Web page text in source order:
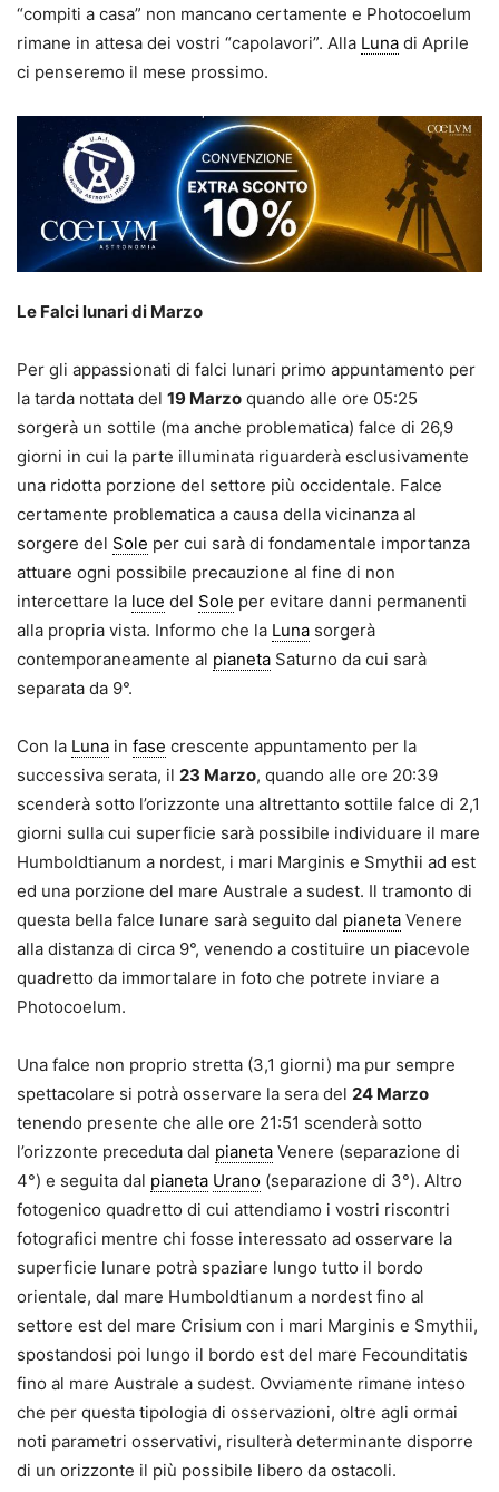
“compiti a casa” non mancano certamente e Photocoelum
rimane in attesa dei vostri “capolavori”. Alla Luna di Aprile
ci penseremo il mese prossimo.
Le Falci lunari di Marzo
Per gli appassionati di falci lunari primo appuntamento per
la tarda nottata del 19 Marzo quando alle ore 05:25
sorgerà un sottile (ma anche problematica) falce di 26,9
giorni in cui la parte illuminata riguarderà esclusivamente
una ridotta porzione del settore più occidentale. Falce
certamente problematica a causa della vicinanza al
sorgere del Sole per cui sarà di fondamentale importanza
attuare ogni possibile precauzione al fine di non
intercettare la luce del Sole per evitare danni permanenti
alla propria vista. Informo che la Luna sorgerà
contemporaneamente al pianeta Saturno da cui sarà
separata da 9°.
Con la Luna in fase crescente appuntamento per la
successiva serata, il 23 Marzo, quando alle ore 20:39
scenderà sotto l’orizzonte una altrettanto sottile falce di 2,1
giorni sulla cui superficie sarà possibile individuare il mare
Humboldtianum a nordest, i mari Marginis e Smythii ad est
ed una porzione del mare Australe a sudest. Il tramonto di
questa bella falce lunare sarà seguito dal pianeta Venere
alla distanza di circa 9°, venendo a costituire un piacevole
quadretto da immortalare in foto che potrete inviare a
Photocoelum.
Una falce non proprio stretta (3,1 giorni) ma pur sempre
spettacolare si potrà osservare la sera del 24 Marzo
tenendo presente che alle ore 21:51 scenderà sotto
l’orizzonte preceduta dal pianeta Venere (separazione di
4°) e seguita dal pianeta Urano (separazione di 3°). Altro
fotogenico quadretto di cui attendiamo i vostri riscontri
fotografici mentre chi fosse interessato ad osservare la
superficie lunare potrà spaziare lungo tutto il bordo
orientale, dal mare Humboldtianum a nordest fino al
settore est del mare Crisium con i mari Marginis e Smythii,
spostandosi poi lungo il bordo est del mare Fecounditatis
fino al mare Australe a sudest. Ovviamente rimane inteso
che per questa tipologia di osservazioni, oltre agli ormai
noti parametri osservativi, risulterà determinante disporre
di un orizzonte il più possibile libero da ostacoli.